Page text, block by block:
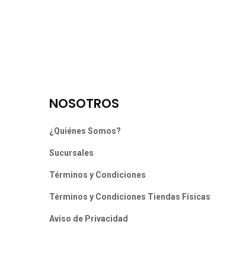
NOSOTROS
¿Quiénes Somos?
Sucursales
Términos y Condiciones
Términos y Condiciones Tiendas Físicas
Aviso de Privacidad